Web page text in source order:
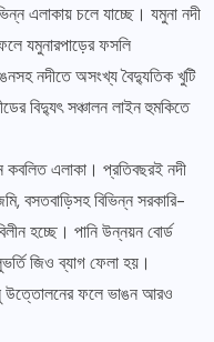
এলাকায় চলে যাচ্ছে। যমুনা নদী
যমুনারপাড়ের ফসলি
নদীতে অসংখ্য বৈদ্যুতিক খুটি
বিদ্যুৎ সঞ্চালন লাইন হুমকিতে
এলাকা। প্রতিবছরই নদী
বসতবাড়িসহ বিভিন্ন সরকারি-
হচ্ছে। পানি উন্নয়ন বোর্ড
জিও ব্যাগ ফেলা হয়।
উত্তোলনের ফলে ভাঙন আরও